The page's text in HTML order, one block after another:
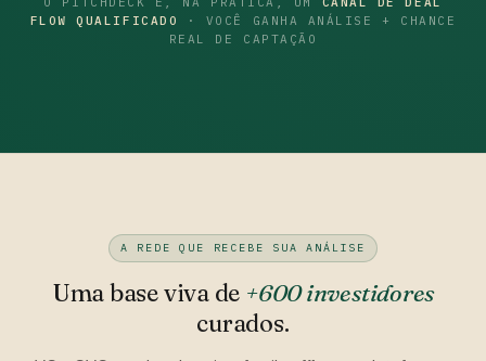
FLOW QUALIFICADO
· VOCÊ GANHA ANÁLISE + CHANCE
REAL DE CAPTAÇÃO
A REDE QUE RECEBE SUA ANÁLISE
Uma base viva de +600 investidores
curados.